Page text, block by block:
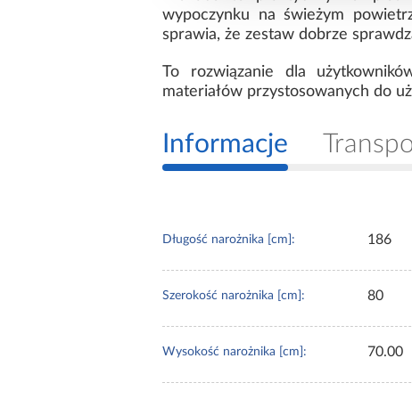
wypoczynku na świeżym
sprawia, że zestaw dobrze
To rozwiązanie dla
materiałów przystosowanych do
Informacje
Długość narożnika [cm]: 186
Szerokość narożnika [cm]: 80
Wysokość narożnika [cm]: 70.00